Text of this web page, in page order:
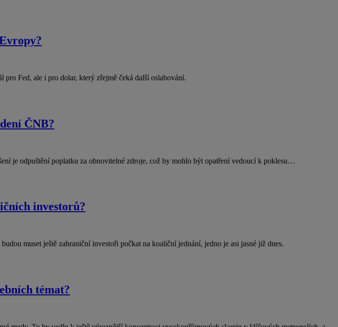
Fed, ale i pro dolar, který zřejmě čeká další oslabování.
ČNB?
je odpuštění poplatku za obnovitelné zdroje, což by mohlo být opatření vedoucí k poklesu…
investorů?
muset ještě zahraniční investoři počkat na koaliční jednání, jedno je asi jasné již dnes.
témat?